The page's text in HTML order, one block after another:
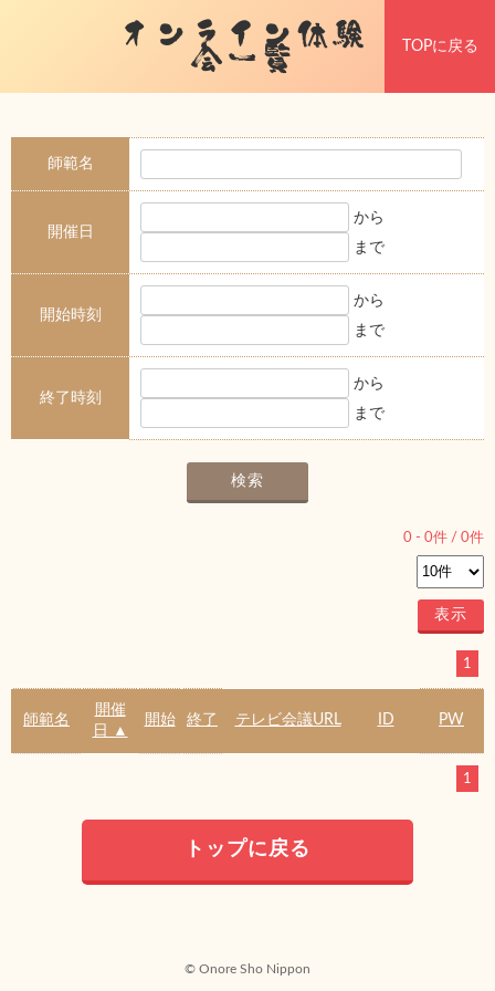
オンライン体験
会一覧 TOPに戻る
師範名
開催日
から
まで
開始時刻
から
まで
終了時刻
から
まで
0 - 0件 / 0件
1
師範名
開催
日 ▲
開始 終了 テレビ会議URL ID PW
1
トップに戻る
© Onore Sho Nippon